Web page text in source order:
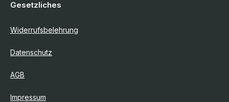
Gesetzliches
Widerrufsbelehrung
Datenschutz
AGB
Impressum